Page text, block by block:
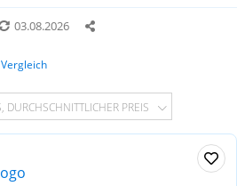
03.08.2026
DURCHSCHNITTLICHER PREIS